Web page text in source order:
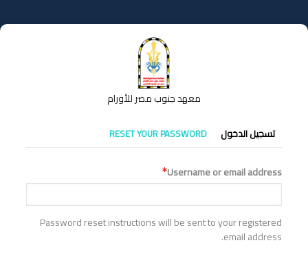
إلى
المحتوى
معهد جنوب مصر للأورام
التبويبات
الأساسية
تسجيل الدخول RESET YOUR PASSWORD
Username or email address
Password reset instructions will be sent to your registered
email address.